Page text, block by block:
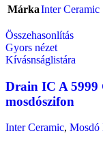
MárkaInter Ceramic
Összehasonlítás
Gyors nézet
Kívásnságlistára
Drain IC A 5999
mosdószifon
Inter Ceramic, Mosdó